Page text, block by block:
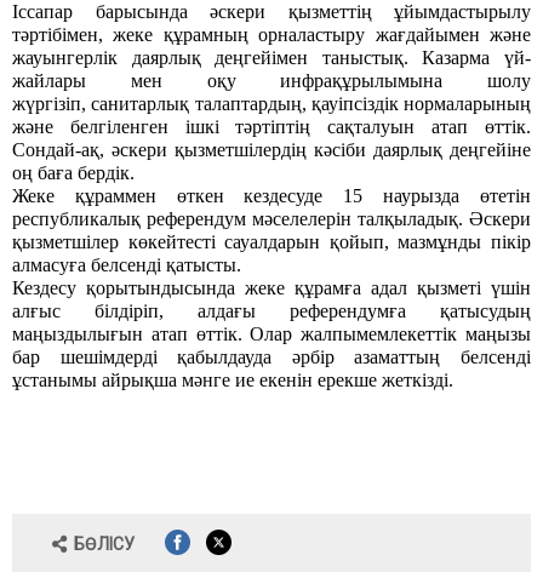
Іссапар барысында әскери қызметтің ұйымдастырылу
тәртібімен, жеке құрамның орналастыру жағдайымен және
жауынгерлік даярлық деңгейімен таныстық. Казарма үй-
жайлары мен оқу инфрақұрылымына шолу
жүргізіп, санитарлық талаптардың, қауіпсіздік нормаларының
және белгіленген ішкі тәртіптің сақталуын атап өттік.
Сондай-ақ, әскери қызметшілердің кәсіби даярлық деңгейіне
оң баға бердік.
Жеке құраммен өткен кездесуде 15 наурызда өтетін
республикалық референдум мәселелерін талқыладық. Әскери
қызметшілер көкейтесті сауалдарын қойып, мазмұнды пікір
алмасуға белсенді қатысты.
Кездесу қорытындысында жеке құрамға адал қызметі үшін
алғыс білдіріп, алдағы референдумға қатысудың
маңыздылығын атап өттік. Олар жалпымемлекеттік маңызы
бар шешімдерді қабылдауда әрбір азаматтың белсенді
ұстанымы айрықша мәнге ие екенін ерекше жеткізді.
БӨЛІСУ